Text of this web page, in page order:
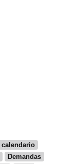
calendario
Demandas